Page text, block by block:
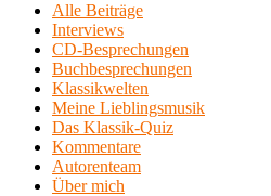
Alle Beiträge
Interviews
CD-Besprechungen
Buchbesprechungen
Klassikwelten
Meine Lieblingsmusik
Das Klassik-Quiz
Kommentare
Autorenteam
Über mich